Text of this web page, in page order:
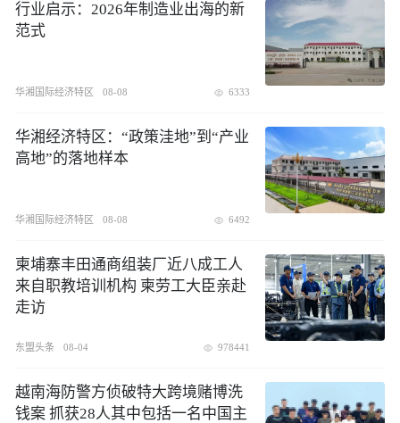
行业启示：2026年制造业出海的新
范式
华湘国际经济特区 08-08 6333
华湘经济特区：“政策洼地”到“产业
高地”的落地样本
华湘国际经济特区 08-08 6492
柬埔寨丰田通商组装厂近八成工人
来自职教培训机构 柬劳工大臣亲赴
走访
东盟头条 08-04 978441
越南海防警方侦破特大跨境赌博洗
钱案 抓获28人其中包括一名中国主